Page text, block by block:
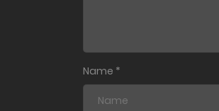
ตอนที่ 48
Name *